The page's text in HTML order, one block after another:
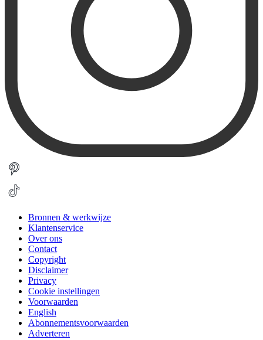
Bronnen & werkwijze
Klantenservice
Over ons
Contact
Copyright
Disclaimer
Privacy
Cookie instellingen
Voorwaarden
English
Abonnementsvoorwaarden
Adverteren